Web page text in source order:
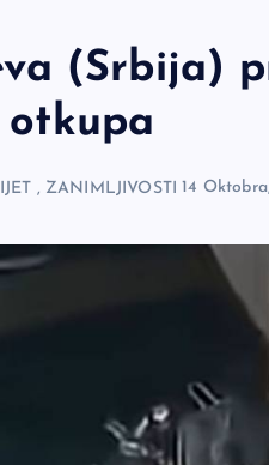
(Srbija)
otkupa
, ZANIMLJIVOSTI 14